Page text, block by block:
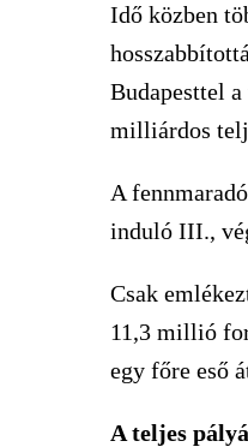
Idő közben
Budapesttel a
milliárdos
A
induló III.,
Csak
11,3 millió
egy főre eső
A teljes pá